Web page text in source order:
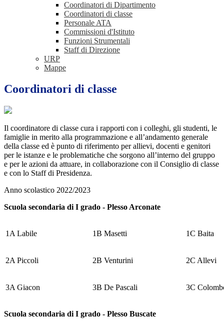
Coordinatori di Dipartimento
Coordinatori di classe
Personale ATA
Commissioni d'Istituto
Funzioni Strumentali
Staff di Direzione
URP
Mappe
Coordinatori di classe
Il coordinatore di classe cura i rapporti con i colleghi, gli studenti, le
famiglie in merito alla programmazione e all’andamento generale
della classe ed è punto di riferimento per allievi, docenti e genitori
per le istanze e le problematiche che sorgono all’interno del gruppo
e per le azioni da attuare, in collaborazione con il Consiglio di classe
e con lo Staff di Presidenza.
Anno scolastico 2022/2023
Scuola secondaria di I grado - Plesso Arconate
1A Labile 1B Masetti 1C Baita
2A Piccoli 2B Venturini 2C Allevi
3A Giacon 3B De Pascali 3C
Scuola secondaria di I grado - Plesso Buscate